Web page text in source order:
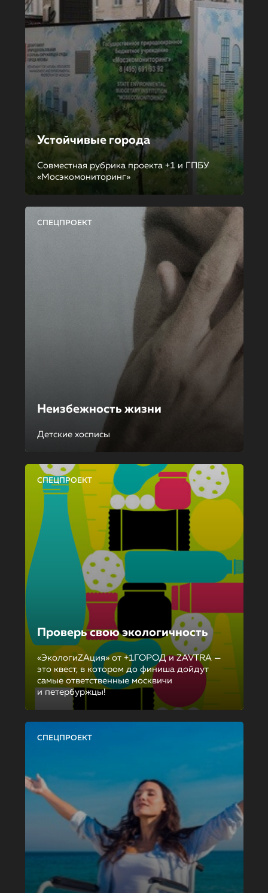
Устойчивые города
Совместная рубрика проекта +1 и ГПБУ
«Мосэкомониторинг»
СПЕЦПРОЕКТ
Неизбежность жизни
Детские хосписы
СПЕЦПРОЕКТ
Проверь свою экологичность
«ЭкологиZAция» от +1ГОРОД и ZAVTRA —
это квест, в котором до финиша дойдут
самые ответственные москвичи
и петербуржцы!
СПЕЦПРОЕКТ